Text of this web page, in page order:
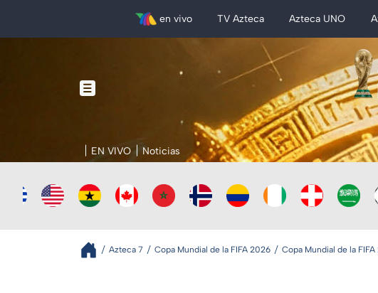
en vivo TV Azteca Azteca UNO
EN VIVO Noticias
Azteca 7 Copa Mundial de la FIFA 2026 Copa Mundial de la